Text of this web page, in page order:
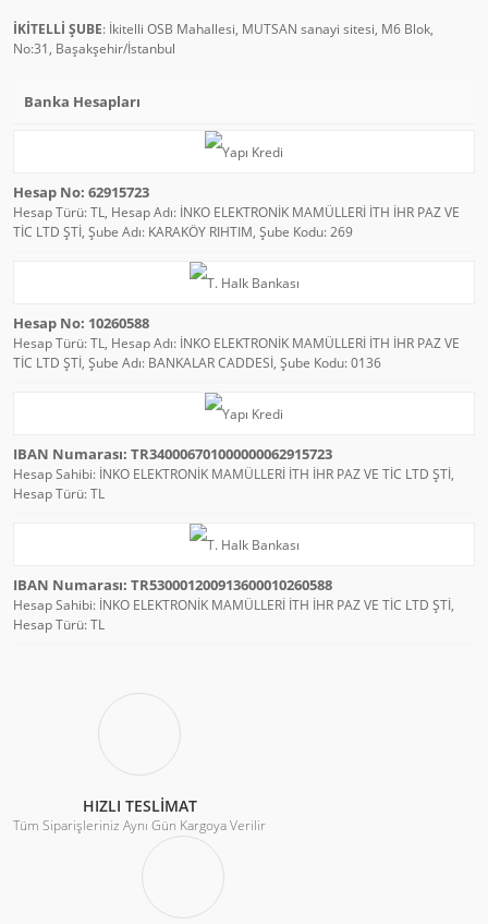
İKİTELLİ ŞUBE: İkitelli OSB Mahallesi, MUTSAN sanayi sitesi, M6 Blok,
No:31, Başakşehir/İstanbul
Banka Hesapları
Hesap No: 62915723
Hesap Türü: TL, Hesap Adı: İNKO ELEKTRONİK MAMÜLLERİ İTH İHR PAZ VE
TİC LTD ŞTİ, Şube Adı: KARAKÖY RIHTIM, Şube Kodu: 269
Hesap No: 10260588
Hesap Türü: TL, Hesap Adı: İNKO ELEKTRONİK MAMÜLLERİ İTH İHR PAZ VE
TİC LTD ŞTİ, Şube Adı: BANKALAR CADDESİ, Şube Kodu: 0136
IBAN Numarası: TR340006701000000062915723
Hesap Sahibi: İNKO ELEKTRONİK MAMÜLLERİ İTH İHR PAZ VE TİC LTD ŞTİ,
Hesap Türü: TL
IBAN Numarası: TR530001200913600010260588
Hesap Sahibi: İNKO ELEKTRONİK MAMÜLLERİ İTH İHR PAZ VE TİC LTD ŞTİ,
Hesap Türü: TL
HIZLI TESLİMAT
Tüm Siparişleriniz Aynı Gün Kargoya Verilir